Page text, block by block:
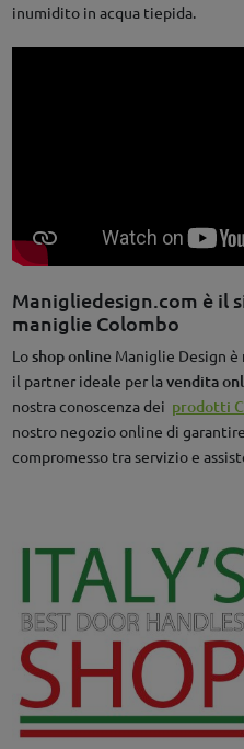
inumidito in acqua tiepida.
Manigliedesign.com è il
maniglie Colombo
Loshop onlineManiglie Design è
il partner ideale per lavendita
nostra conoscenza dei prodotti
nostro negozio online di
compromesso tra servizio e